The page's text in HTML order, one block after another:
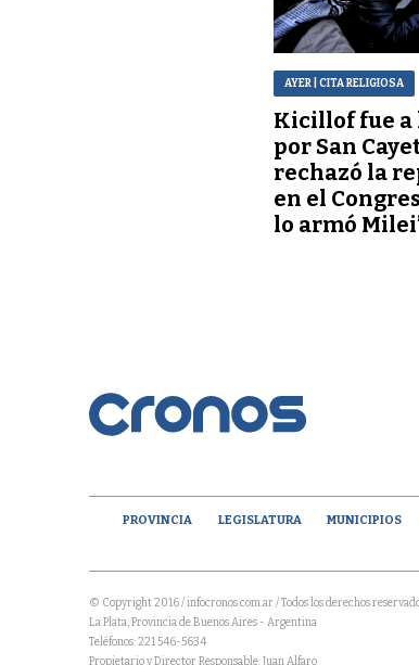
AYER | CITA RELIGIOSA
Kicillof fue a
por San
rechazó la
en el
lo armó
PROVINCIA LEGISLATURA MUNICIPIOS
© Copyright 2016 / infocronos.com.ar / Todos los derechos
La Plata, Provincia de Buenos Aires - Argentina
Teléfonos: 221 546-5634
Propietario y Director Responsable: Juan Alfaro